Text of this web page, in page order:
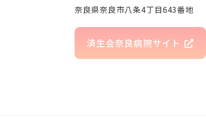
奈良県奈良市八条4丁目643番地
済生会奈良病院サイト